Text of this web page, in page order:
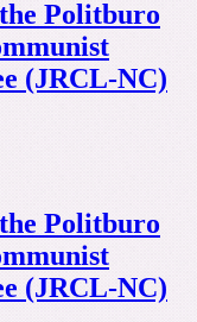
Politburo
(JRCL-NC)
Politburo
(JRCL-NC)